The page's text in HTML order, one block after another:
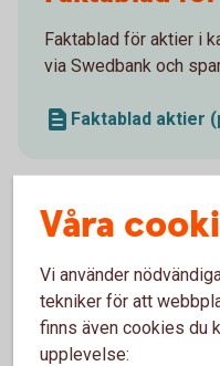
Faktablad för aktier i
via Swedbank och
Faktablad aktier
Faktablad
instrument
Faktablad för
Våra
Vi använder
tekniker för att
finns även cookies du
upplevelse: